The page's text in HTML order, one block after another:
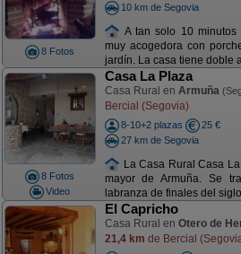
8 Fotos
10 km de Segovia
A tan solo 10
muy acogedora con
jardín. La casa tiene doble
8 Fotos
Video
Casa La Plaza
Casa Rural en Armuña
Bercial (Segovia)
8-10+2 plazas
25 €
27 km de Segovia
La Casa Rural Casa
mayor de Armuña. Se
labranza de finales del
El Capricho
Casa Rural en Otero de
21,4 km de Bercial